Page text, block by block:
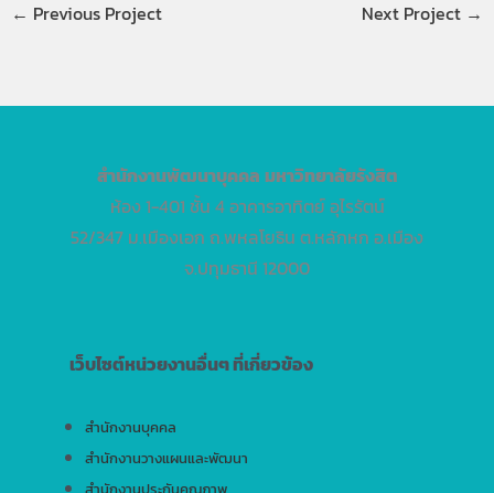
← Previous Project Next Project →
สำนักงานพัฒนาบุคคล มหาวิทยาลัยรังสิต
ห้อง 1-401 ชั้น 4 อาคารอาทิตย์ อุไรรัตน์
52/347 ม.เมืองเอก ถ.พหลโยธิน ต.หลักหก อ.เมือง
จ.ปทุมธานี 12000
เว็บไซต์หน่วยงานอื่นๆ ที่เกี่ยวข้อง
สำนักงานบุคคล
สำนักงานวางแผนและพัฒนา
สำนักงานประกันคุณภาพ